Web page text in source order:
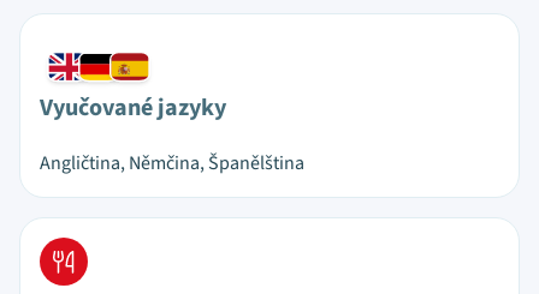
Vyučované jazyky
Angličtina, Němčina, Španělština